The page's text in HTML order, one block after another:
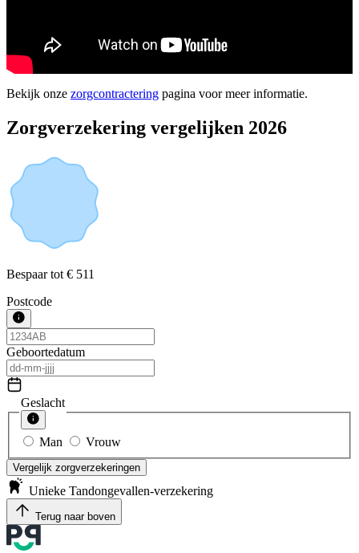
Bekijk onze zorgcontractering pagina voor meer informatie.
Zorgverzekering vergelijken 2026
Bespaar tot € 511
Postcode
Geboortedatum
Geslacht
Man Vrouw
Vergelijk zorgverzekeringen
Unieke Tandongevallen-verzekering
Terug naar boven